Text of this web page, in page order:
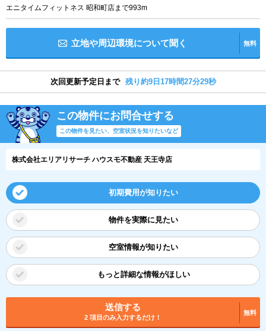
エニタイムフィットネス 昭和町店まで993m
立地や周辺環境について聞く 無料
次回更新予定日まで 残り約9日17時間27分28秒
この物件にお問合せする
この物件を見たい、空室状況を知りたいなど
株式会社エリアリサーチ ハウスモ不動産 天王寺店
初期費用が知りたい
物件を実際に見たい
空室情報が知りたい
もっと詳細な情報がほしい
送信する
2 項目のみ入力するだけ！
無料